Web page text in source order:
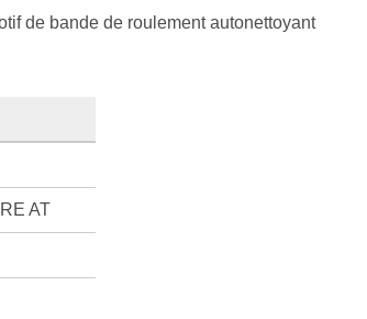
de bande de roulement autonettoyant
AT